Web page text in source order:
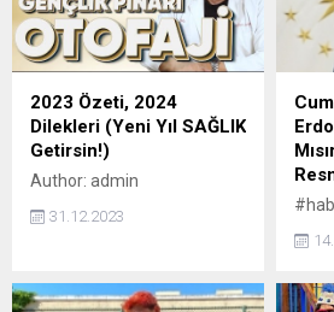
2023 Özeti, 2024
Dilekleri (Yeni Yıl SAĞLIK
Getirsin!)
Author: admin
31.12.2023